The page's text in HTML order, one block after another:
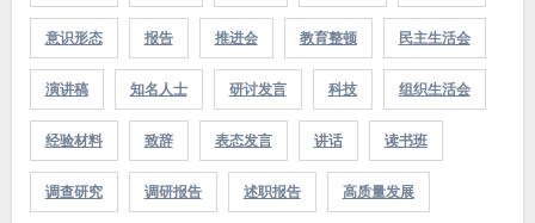
意识形态 报告 推进会 教育整顿 民主生活会
演讲稿 知名人士 研讨发言 科技 组织生活会
经验材料 致辞 表态发言 讲话 读书班
调查研究 调研报告 述职报告 高质量发展